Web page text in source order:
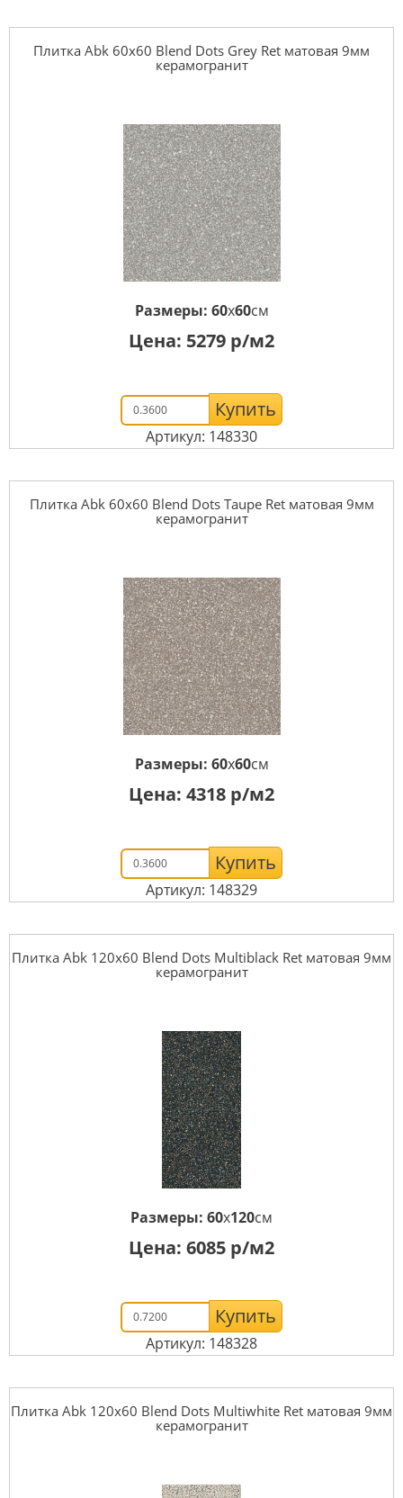
Плитка Abk 60x60 Blend Dots Grey Ret матовая 9мм
керамогранит
Размеры: 60x60см
Цена: 5279 р/м2
Купить
Артикул: 148330
Плитка Abk 60x60 Blend Dots Taupe Ret матовая 9мм
керамогранит
Размеры: 60x60см
Цена: 4318 р/м2
Купить
Артикул: 148329
Плитка Abk 120x60 Blend Dots Multiblack Ret матовая 9мм
керамогранит
Размеры: 60x120см
Цена: 6085 р/м2
Купить
Артикул: 148328
Плитка Abk 120x60 Blend Dots Multiwhite Ret матовая 9мм
керамогранит